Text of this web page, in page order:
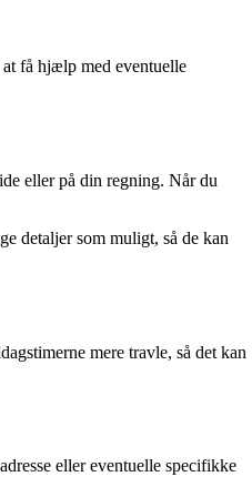
få hjælp med eventuelle
eller på din regning. Når du
detaljer som muligt, så de kan
mere travle, så det kan
eller eventuelle specifikke